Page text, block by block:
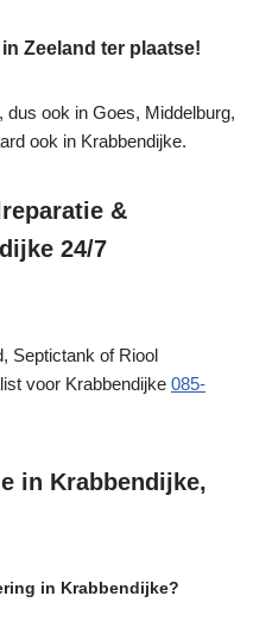
Zeeland ter plaatse!
dus ook in Goes, Middelburg,
ook in Krabbendijke.
&
24/7
Septictank of Riool
voor Krabbendijke 085-
in Krabbendijke,
in Krabbendijke?